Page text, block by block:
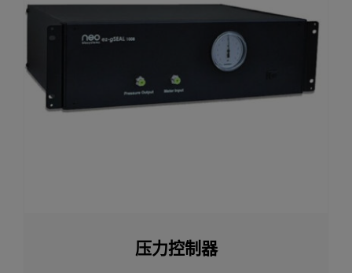
压力控制器